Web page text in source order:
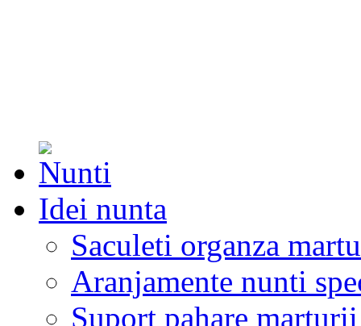
Idei nunta
Saculeti organza
Aranjamente nunti
Suport pahare marturii